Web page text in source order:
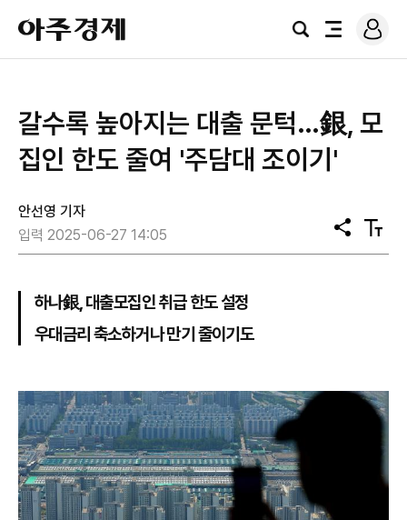
아
주
경
검
전
로
그
갈수록 높아지는 대출 문턱…銀, 모
집인 한도 줄여 '주담대 조이기'
안선영 기자
입력 2025-06-27 14:05
공
유
텍
스
하나銀, 대출모집인 취급 한도 설정
우대금리 축소하거나 만기 줄이기도